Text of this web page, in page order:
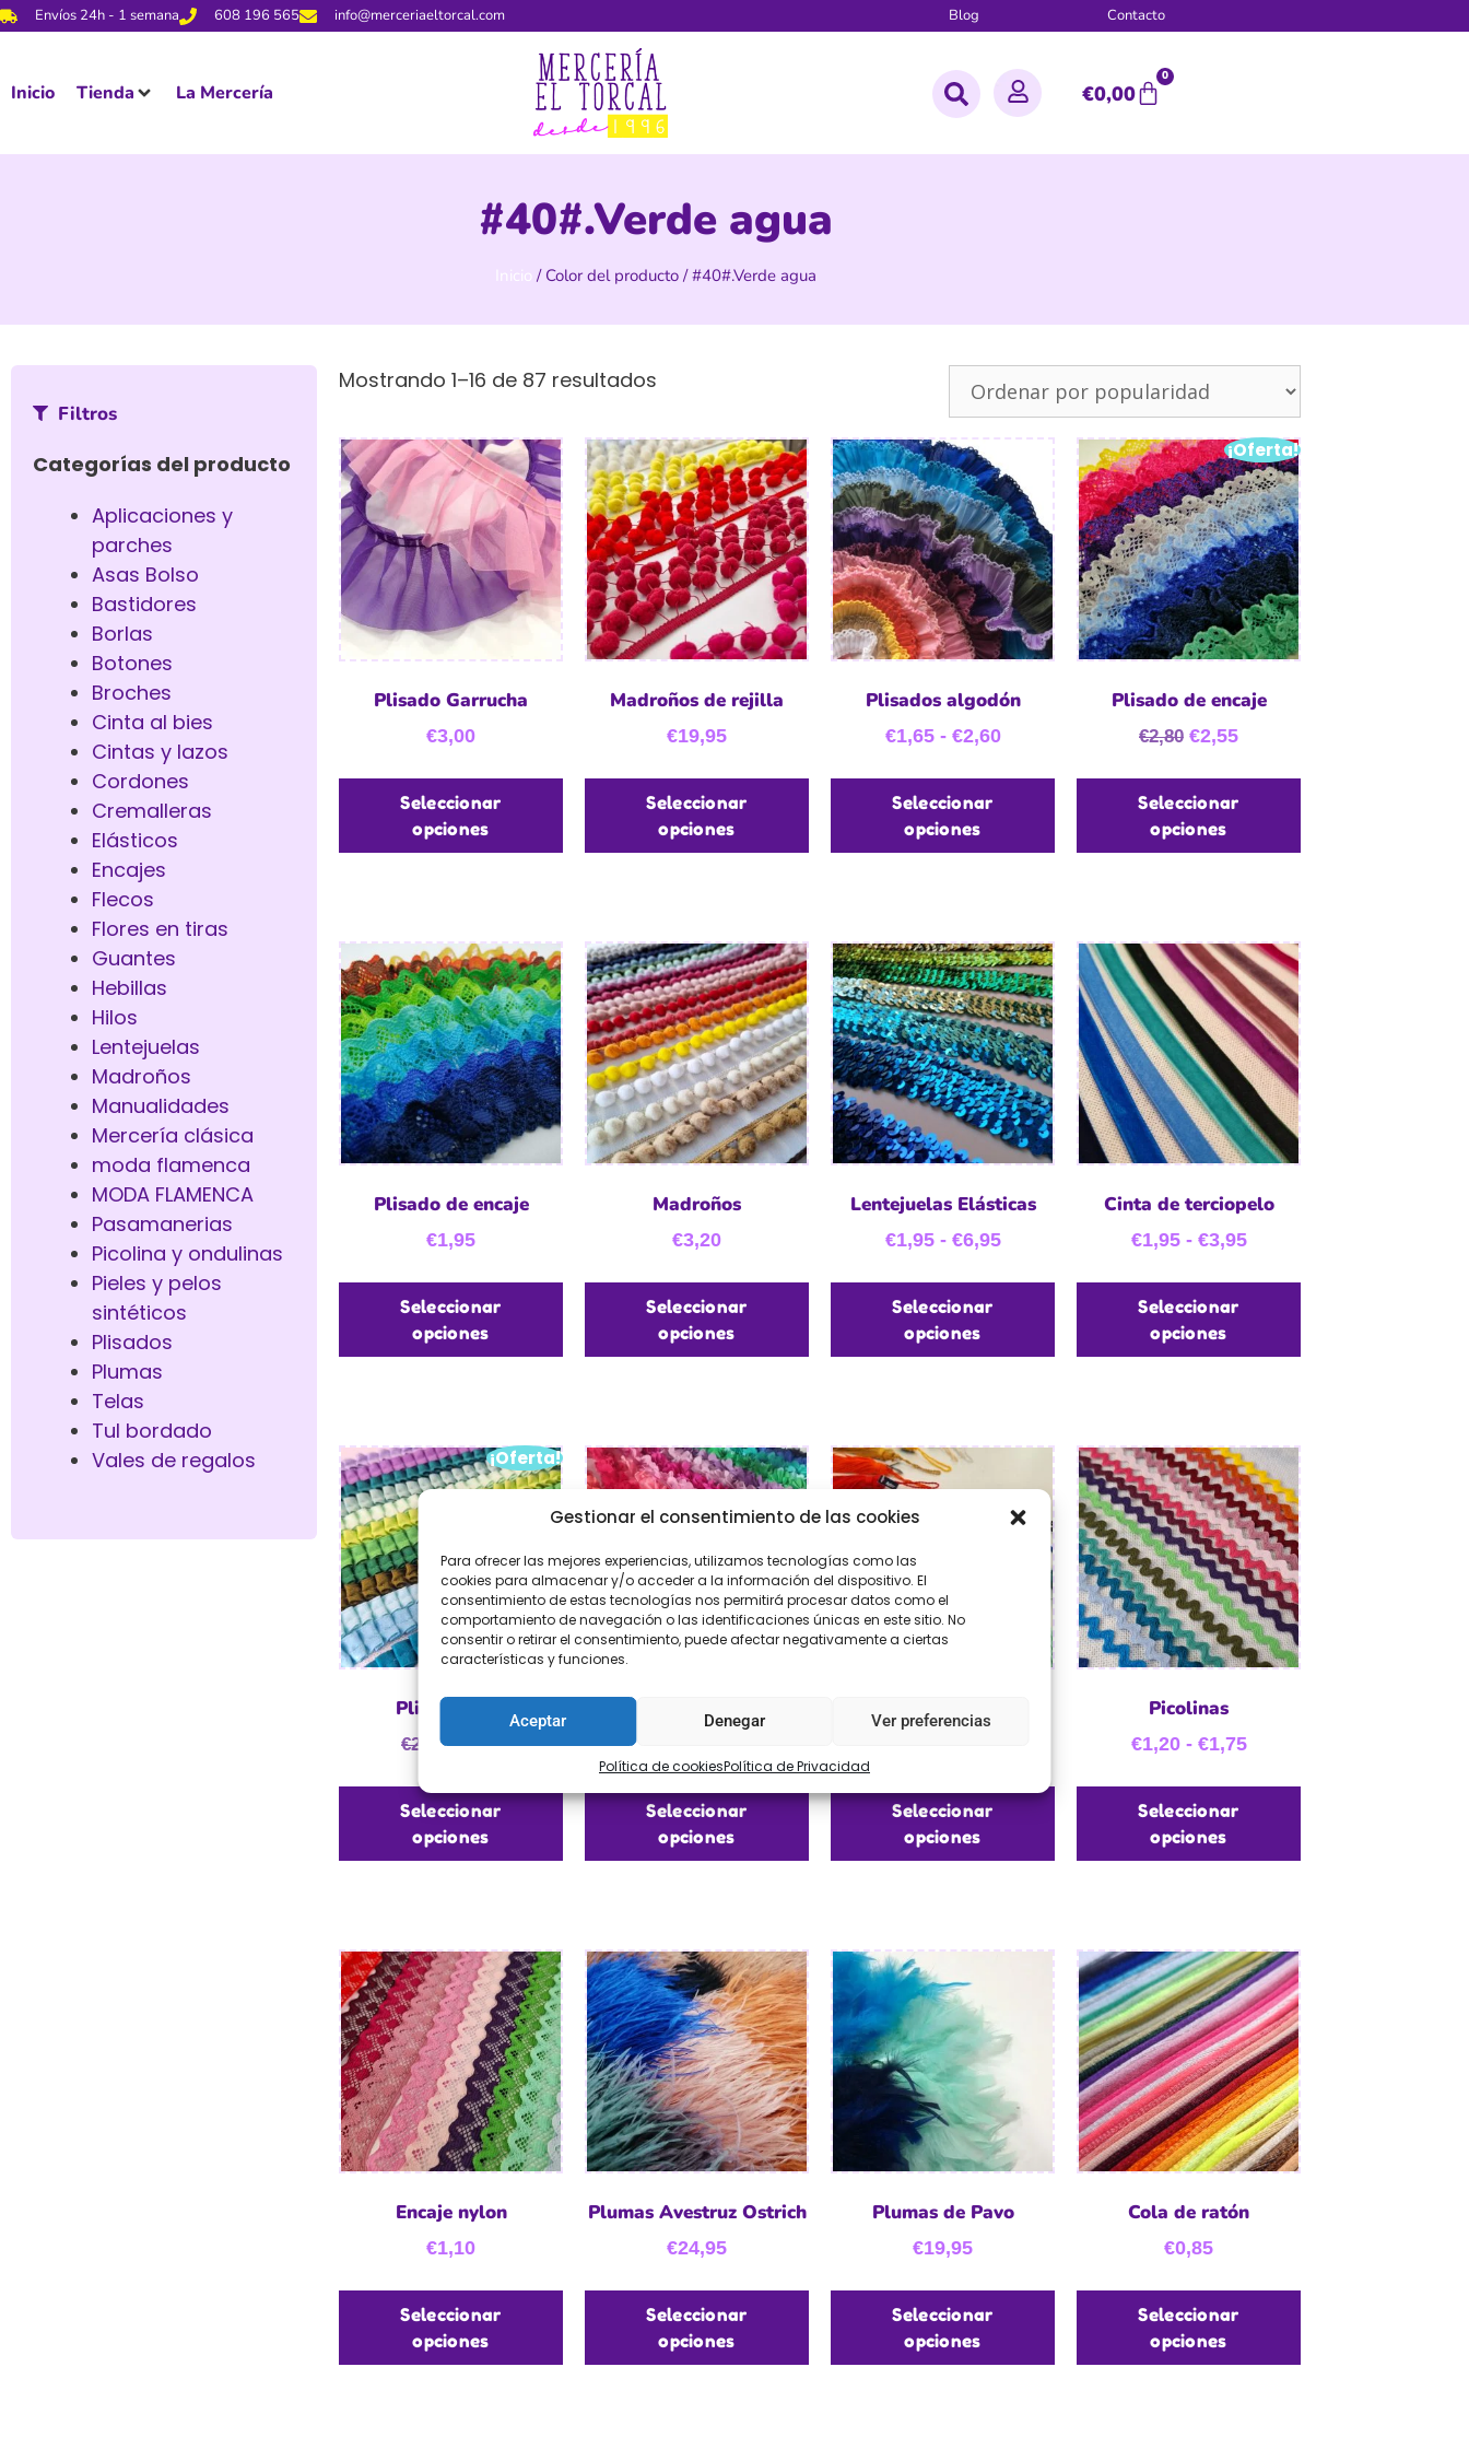
Gestionar el consentimiento de las cookies
Para ofrecer las mejores experiencias, utilizamos tecnologías como las
cookies para almacenar y/o acceder a la información del dispositivo. El
consentimiento de estas tecnologías nos permitirá procesar datos como el
comportamiento de navegación o las identificaciones únicas en este sitio. No
consentir o retirar el consentimiento, puede afectar negativamente a ciertas
características y funciones.
Aceptar Denegar Ver preferencias
Política de cookiesPolítica de Privacidad
Envíos 24h - 1 semana 608 196 565 info@merceriaeltorcal.com Blog Contacto
Inicio Tienda La Mercería €0,00
0
#40#.Verde agua
Inicio / Color del producto / #40#.Verde agua
Filtros
Categorías del producto
Aplicaciones y
parches
Asas Bolso
Bastidores
Borlas
Botones
Broches
Cinta al bies
Cintas y lazos
Cordones
Cremalleras
Elásticos
Encajes
Flecos
Flores en tiras
Guantes
Hebillas
Hilos
Lentejuelas
Madroños
Manualidades
Mercería clásica
moda flamenca
MODA FLAMENCA
Pasamanerias
Picolina y ondulinas
Pieles y pelos
sintéticos
Plisados
Plumas
Telas
Tul bordado
Vales de regalos
Mostrando 1–16 de 87 resultados
Plisado Garrucha
€3,00
Seleccionar
opciones
Madroños de rejilla
€19,95
Seleccionar
opciones
Plisados algodón
€1,65 - €2,60
Seleccionar
opciones
¡Oferta!
Plisado de encaje
€2,80 €2,55
Seleccionar
opciones
Plisado de encaje
€1,95
Seleccionar
opciones
Madroños
€3,20
Seleccionar
opciones
Lentejuelas Elásticas
€1,95 - €6,95
Seleccionar
opciones
Cinta de terciopelo
€1,95 - €3,95
Seleccionar
opciones
¡Oferta!
Plisado raso
€2,10 €1,80
Seleccionar
opciones
Flores gasa en tira
Seleccionar
opciones
Borlas cuquillo
Seleccionar
opciones
Picolinas
€1,20 - €1,75
Seleccionar
opciones
Encaje nylon
€1,10
Seleccionar
opciones
Plumas Avestruz Ostrich
€24,95
Seleccionar
opciones
Plumas de Pavo
€19,95
Seleccionar
opciones
Cola de ratón
€0,85
Seleccionar
opciones